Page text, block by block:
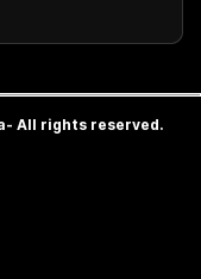
All rights reserved.